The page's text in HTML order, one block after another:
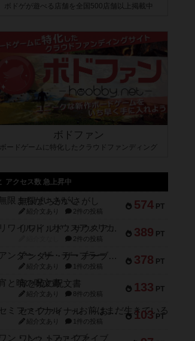
ボドゲが遊べる店舗を全国500店舗以上掲載中
ボドファン
ボードゲームに特化したクラウドファンディング
アクセス数 急上昇中
574 PT
無限まちがいさがし
紹介文あり 2件の投稿
389 PT
リワイルド：サウスアメリカ
2件の投稿
378 PT
アンダー・ザ・テーブラー
紹介文あり 1件の投稿
133 PT
宵と暁の呪文書
紹介文あり 8件の投稿
103 PT
セミファイナル ～お前はまだ生きている～
紹介文あり 1件の投稿
ワン・トゥ・ファイブ